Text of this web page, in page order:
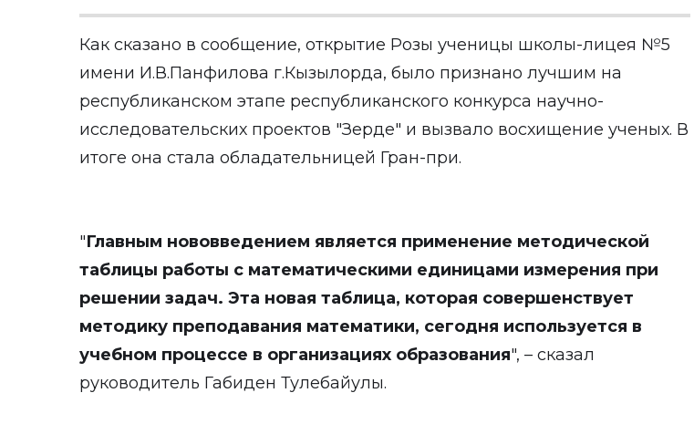
Как сказано в сообщение, открытие Розы ученицы школы-лицея №5
имени И.В.Панфилова г.Кызылорда, было признано лучшим на
республиканском этапе республиканского конкурса научно-
исследовательских проектов "Зерде" и вызвало восхищение ученых. В
итоге она стала обладательницей Гран-при.
"Главным нововведением является применение методической
таблицы работы с математическими единицами измерения при
решении задач. Эта новая таблица, которая совершенствует
методику преподавания математики, сегодня используется в
учебном процессе в организациях образования", – сказал
руководитель Габиден Тулебайулы.